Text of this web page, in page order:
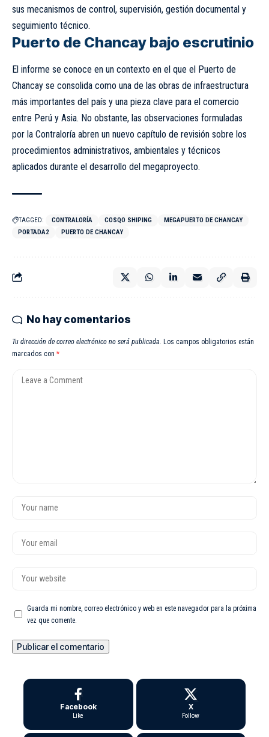
sus mecanismos de control, supervisión, gestión documental y
seguimiento técnico.
Puerto de Chancay bajo escrutinio
El informe se conoce en un contexto en el que el Puerto de
Chancay se consolida como una de las obras de infraestructura
más importantes del país y una pieza clave para el comercio
entre Perú y Asia. No obstante, las observaciones formuladas
por la Contraloría abren un nuevo capítulo de revisión sobre los
procedimientos administrativos, ambientales y técnicos
aplicados durante el desarrollo del megaproyecto.
TAGGED: CONTRALORÍA COSQO SHIPING
MEGAPUERTO DE CHANCAY
PORTADA2
PUERTO DE CHANCAY
No hay comentarios
Tu dirección de correo electrónico no será publicada. Los campos obligatorios están
marcados con *
Guarda mi nombre, correo electrónico y web en este navegador para la próxima
vez que comente.
Facebook
Like
X
Follow